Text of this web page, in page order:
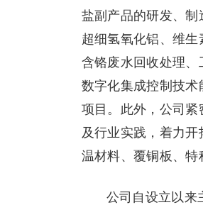
盐副产品的研发、制
超细氢氧化铝、维生
含铬废水回收处理
数字化集成控制技术
项目。此外，公司
及行业实践，着力
温材料、覆铜板、特
公司自设立以来